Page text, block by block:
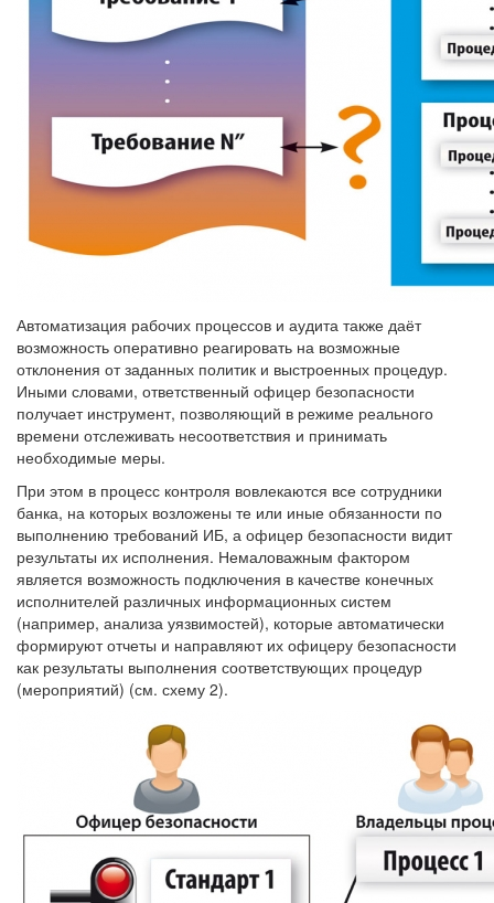
Автоматизация рабочих процессов и аудита также даёт
возможность оперативно реагировать на возможные
отклонения от заданных политик и выстроенных процедур.
Иными словами, ответственный офицер безопасности
получает инструмент, позволяющий в режиме реального
времени отслеживать несоответствия и принимать
необходимые меры.
При этом в процесс контроля вовлекаются все сотрудники
банка, на которых возложены те или иные обязанности по
выполнению требований ИБ, а офицер безопасности видит
результаты их исполнения. Немаловажным фактором
является возможность подключения в качестве конечных
исполнителей различных информационных систем
(например, анализа уязвимостей), которые автоматически
формируют отчеты и направляют их офицеру безопасности
как результаты выполнения соответствующих процедур
(мероприятий) (см. схему 2).